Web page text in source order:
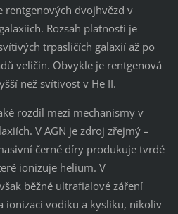
rentgenových dvojhvězd v
Rozsah platnosti je
trpasličích galaxií až po
veličin. Obvykle je rentgenová
než svítivost v He II.
rozdíl mezi mechanismy v
V AGN je zdroj zřejmý –
černé díry produkuje tvrdé
ionizuje helium. V
běžné ultrafialové záření
ionizaci vodíku a kyslíku, nikoliv